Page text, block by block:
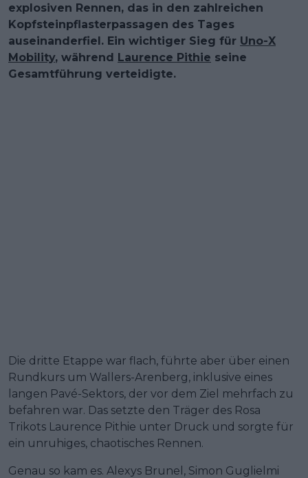
explosiven Rennen, das in den zahlreichen
Kopfsteinpflasterpassagen des Tages
auseinanderfiel. Ein wichtiger Sieg für Uno-X
Mobility, während Laurence Pithie seine
Gesamtführung verteidigte.
Die dritte Etappe war flach, führte aber über einen
Rundkurs um Wallers-Arenberg, inklusive eines
langen Pavé-Sektors, der vor dem Ziel mehrfach zu
befahren war. Das setzte den Träger des Rosa
Trikots Laurence Pithie unter Druck und sorgte für
ein unruhiges, chaotisches Rennen.
Genau so kam es. Alexys Brunel, Simon Guglielmi